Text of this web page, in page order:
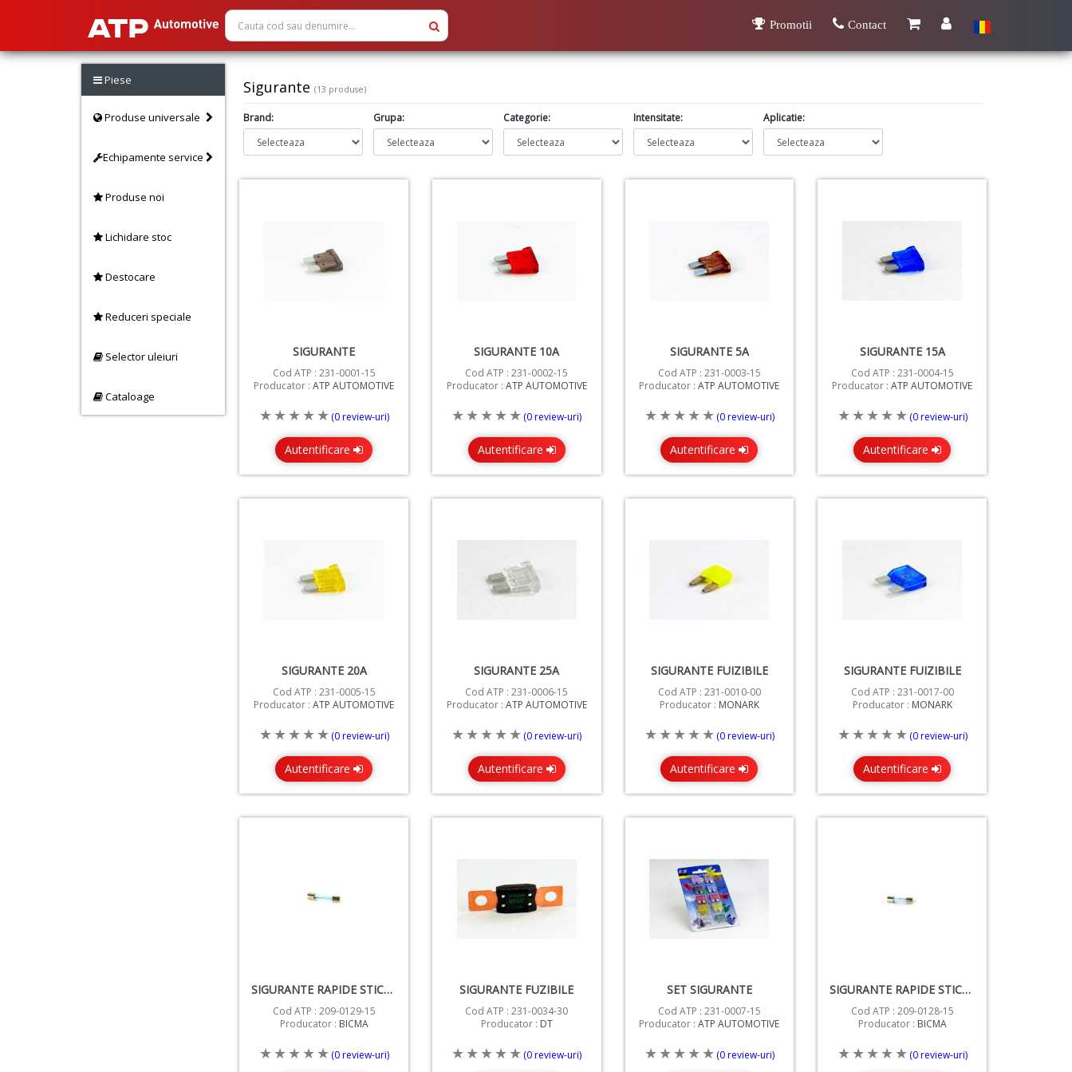
Promotii Contact
Piese
Produse universale
Echipamente service
Produse noi
Lichidare stoc
Destocare
Reduceri speciale
Selector uleiuri
Cataloage
Sigurante(13 produse)
Brand: Grupa: Categorie: Intensitate: Aplicatie:
SIGURANTE
Cod ATP : 231-0001-15
Producator :ATP AUTOMOTIVE
(0 review-uri)
Autentificare
SIGURANTE 10A
Cod ATP : 231-0002-15
Producator : ATP AUTOMOTIVE
(0 review-uri)
Autentificare
SIGURANTE 5A
Cod ATP : 231-0003-15
Producator :ATP AUTOMOTIVE
(0 review-uri)
Autentificare
SIGURANTE 15A
Cod ATP : 231-0004-15
Producator :ATP AUTOMOTIVE
(0 review-uri)
Autentificare
SIGURANTE 20A
Cod ATP : 231-0005-15
Producator :ATP AUTOMOTIVE
(0 review-uri)
Autentificare
SIGURANTE 25A
Cod ATP : 231-0006-15
Producator : ATP AUTOMOTIVE
(0 review-uri)
Autentificare
SIGURANTE FUIZIBILE
Cod ATP : 231-0010-00
Producator : MONARK
(0 review-uri)
Autentificare
SIGURANTE FUIZIBILE
Cod ATP : 231-0017-00
Producator : MONARK
(0 review-uri)
Autentificare
SIGURANTE RAPIDE STICLA 10A
Cod ATP : 209-0129-15
Producator : BICMA
(0 review-uri)
SIGURANTE FUZIBILE
Cod ATP : 231-0034-30
Producator : DT
(0 review-uri)
SET SIGURANTE
Cod ATP : 231-0007-15
Producator :ATP AUTOMOTIVE
(0 review-uri)
SIGURANTE RAPIDE STICLA 2A
Cod ATP : 209-0128-15
Producator : BICMA
(0 review-uri)